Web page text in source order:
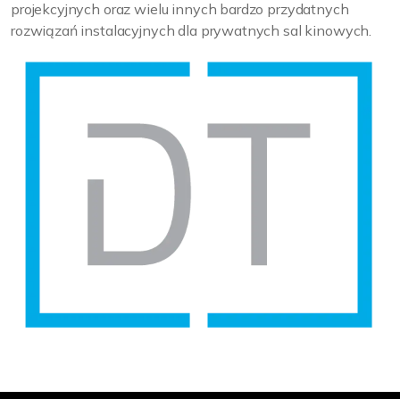
projekcyjnych oraz wielu innych bardzo przydatnych
rozwiązań instalacyjnych dla prywatnych sal kinowych.